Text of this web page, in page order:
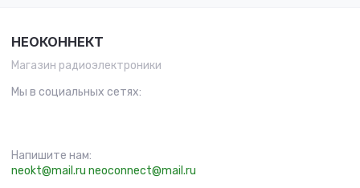
НЕОКОННЕКТ
Магазин радиоэлектроники
Мы в социальных сетях:
Напишите нам:
neokt@mail.ru neoconnect@mail.ru